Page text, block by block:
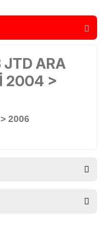
JTD ARA
2004 >
2006